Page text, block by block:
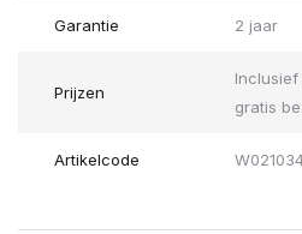
Garantie 2 jaar
Prijzen
Inclusief
gratis
Artikelcode